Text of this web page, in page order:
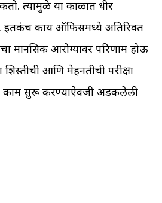
त्यामुळे या काळात धीर
इतकंच काय ऑफिसमध्ये अतिरिक्त
मानसिक आरोग्यावर परिणाम होऊ
आणि मेहनतीची परीक्षा
काम सुरू करण्याऐवजी अडकलेली